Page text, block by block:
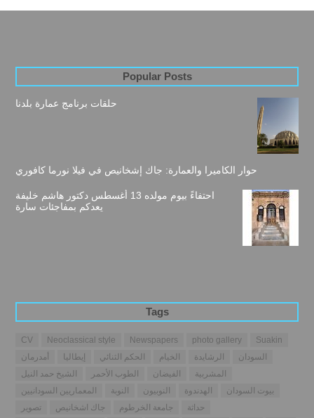
Popular Posts
حلقات برنامج عمارة بلدنا
حوار الكاميرا والعمارة: جاك إشخانيص في فيلا نورما كافوري
احتفاءً بيوم مولده 13 أغسطس دكتور هاشم خليفة
يعدكم بمفاجئات سارة
Tags
CV Neoclassical style Newspapers photo gallery
Suakin
أمدرمان
إيطاليا الحكم الثنائي الخيام الرشايدة
السودان
الشيخ حمد النيل
الطوب الأحمر الفيضان
المشربية
المعماريين السودانيين
النوبة النوبيون الهدندوة
بيوت السودان
تصوير
جاك اشخانيص جامعة الخرطوم
حداثة